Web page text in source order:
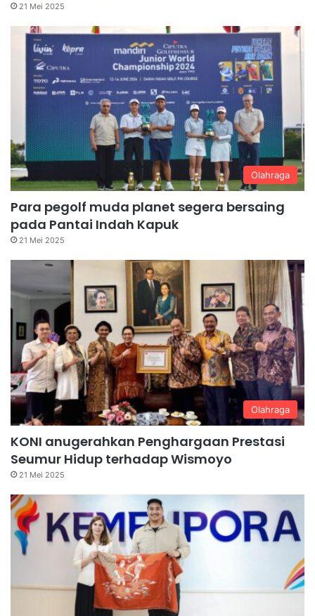
21 Mei 2025
Olahraga
Para pegolf muda planet segera bersaing
pada Pantai Indah Kapuk
21 Mei 2025
Olahraga
KONI anugerahkan Penghargaan Prestasi
Seumur Hidup terhadap Wismoyo
21 Mei 2025